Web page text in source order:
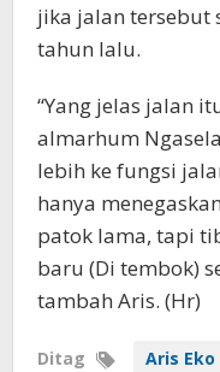
jika jalan tersebut
tahun lalu.
“Yang jelas jalan
almarhum
lebih ke fungsi
hanya
patok lama, tapi
baru (Di tembok)
tambah Aris. (Hr)
Ditag
Aris Eko